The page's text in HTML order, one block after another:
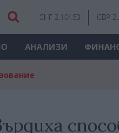
CHF 2.10463 GBP
АНАЛИЗИ